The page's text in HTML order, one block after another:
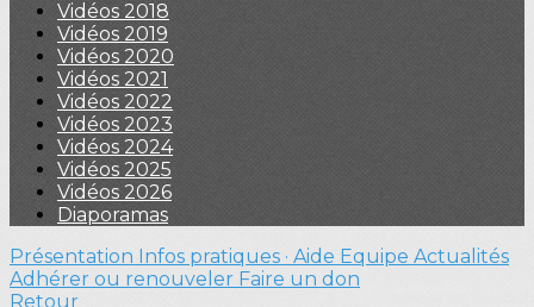
Vidéos 2018
Vidéos 2019
Vidéos 2020
Vidéos 2021
Vidéos 2022
Vidéos 2023
Vidéos 2024
Vidéos 2025
Vidéos 2026
Diaporamas
Présentation Infos pratiques · Aide Equipe Actualités
Adhérer ou renouveler Faire un don
Retour